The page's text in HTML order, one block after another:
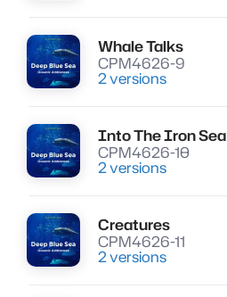
Lire
Whale Talks
CPM4626-9
2 versions
Lire
Into The Iron Sea
CPM4626-10
2 versions
Lire
Creatures
CPM4626-11
2 versions